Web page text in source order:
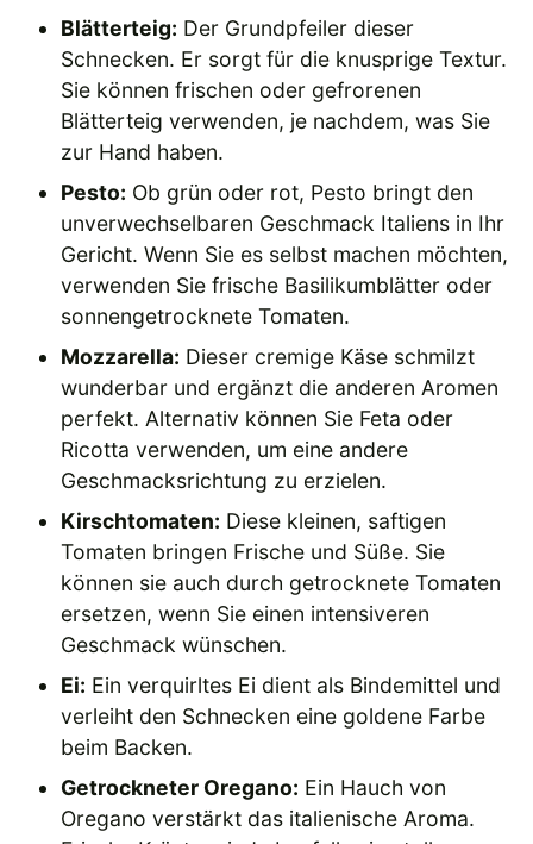
Blätterteig: Der Grundpfeiler dieser
Schnecken. Er sorgt für die knusprige Textur.
Sie können frischen oder gefrorenen
Blätterteig verwenden, je nachdem, was Sie
zur Hand haben.
Pesto: Ob grün oder rot, Pesto bringt den
unverwechselbaren Geschmack Italiens in Ihr
Gericht. Wenn Sie es selbst machen möchten,
verwenden Sie frische Basilikumblätter oder
sonnengetrocknete Tomaten.
Mozzarella: Dieser cremige Käse schmilzt
wunderbar und ergänzt die anderen Aromen
perfekt. Alternativ können Sie Feta oder
Ricotta verwenden, um eine andere
Geschmacksrichtung zu erzielen.
Kirschtomaten: Diese kleinen, saftigen
Tomaten bringen Frische und Süße. Sie
können sie auch durch getrocknete Tomaten
ersetzen, wenn Sie einen intensiveren
Geschmack wünschen.
Ei: Ein verquirltes Ei dient als Bindemittel und
verleiht den Schnecken eine goldene Farbe
beim Backen.
Getrockneter Oregano: Ein Hauch von
Oregano verstärkt das italienische Aroma.